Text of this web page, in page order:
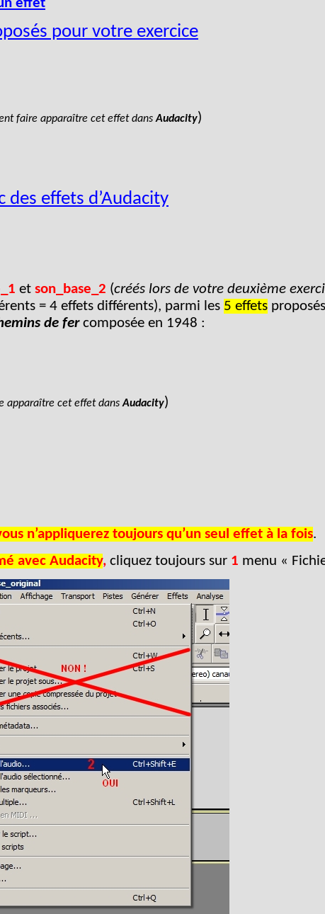
effet
pour votre exercice
faire apparaître cet effet dansAudacity)
effets d’Audacity
et son_base_2 (créés lors de votre deuxième
= 4 effets différents), parmi les 5 effets
de fercomposée en 1948 :
apparaître cet effet dansAudacity)
n’appliquerez toujours qu’un seul effet à la fois.
avec Audacity, cliquez toujours sur 1 menu «